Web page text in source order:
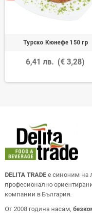
Турско Кюнефе 150 гр
6,41 лв. (€ 3,28)
DELITA TRADE е синоним на
професионално
компании в България.
От 2008 година насам,